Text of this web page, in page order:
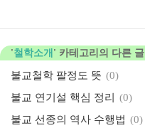
'철학소개 ' 카테고리의 다른 글
불교철학 팔정도 뜻 (0)
불교 연기설 핵심 정리
(0)
불교 선종의 역사 수행법 (0)